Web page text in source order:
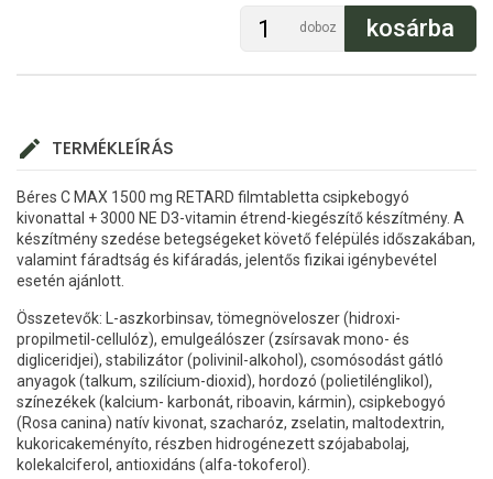
doboz
TERMÉKLEÍRÁS
Béres C MAX 1500 mg RETARD filmtabletta csipkebogyó
kivonattal + 3000 NE D3-vitamin étrend-kiegészítő készítmény. A
készítmény szedése betegségeket követő felépülés időszakában,
valamint fáradtság és kifáradás, jelentős fizikai igénybevétel
esetén ajánlott.
Összetevők: L-aszkorbinsav, tömegnöveloszer (hidroxi-
propilmetil-cellulóz), emulgeálószer (zsírsavak mono- és
digliceridjei), stabilizátor (polivinil-alkohol), csomósodást gátló
anyagok (talkum, szilícium-dioxid), hordozó (polietilénglikol),
színezékek (kalcium- karbonát, riboavin, kármin), csipkebogyó
(Rosa canina) natív kivonat, szacharóz, zselatin, maltodextrin,
kukoricakeményíto, részben hidrogénezett szójababolaj,
kolekalciferol, antioxidáns (alfa-tokoferol).